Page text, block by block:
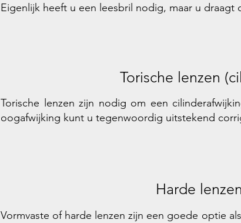
Eigenlijk heeft u een leesbril nodig, maar u draagt
Torische lenzen
Torische lenzen zijn nodig om een
oogafwijking kunt u tegenwoordig uitstekend
Harde lenzen
Vormvaste of harde lenzen zijn een goede optie